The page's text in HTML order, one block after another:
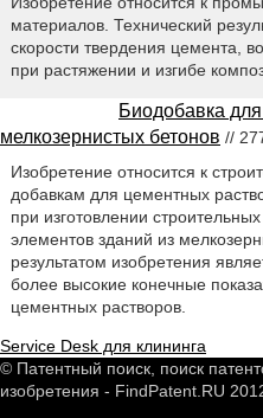
материалов. Технический
скорости твердения цемента,
при растяжении и изгибе
Биодобавка
мелкозернистых бетонов //
Изобретение относится к
добавкам для цементных
при изготовлении
элементов зданий из
результатом изобретения
более высокие конечные
цементных растворов.
Service Desk для клининга
© Патентный поиск, поиск
изобретения - FindPatent.RU